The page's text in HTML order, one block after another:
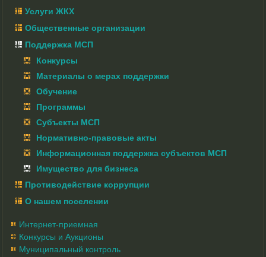
Услуги ЖКХ
Общественные организации
Поддержка МСП
Конкурсы
Материалы о мерах поддержки
Обучение
Программы
Субъекты МСП
Нормативно-правовые акты
Информационная поддержка субъектов МСП
Имущество для бизнеса
Противодействие коррупции
О нашем поселении
Интернет-приемная
Конкурсы и Аукционы
Муниципальный контроль